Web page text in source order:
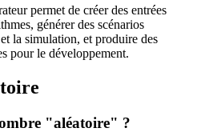
permet de créer des entrées
générer des scénarios
la simulation, et produire des
pour le développement.
"aléatoire" ?